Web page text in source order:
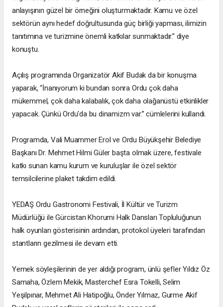
anlayışının güzel bir örneğini oluşturmaktadır. Kamu ve özel
sektörün aynı hedef doğrultusunda güç birliği yapması, ilimizin
tanıtımına ve turizmine önemli katkılar sunmaktadır.” diye
konuştu.
Açılış programında Organizatör Akif Budak da bir konuşma
yaparak, “İnanıyorum ki bundan sonra Ordu çok daha
mükemmel, çok daha kalabalık, çok daha olağanüstü etkinlikler
yapacak. Çünkü Ordu'da bu dinamizm var.” cümlelerini kullandı.
Programda, Vali Muammer Erol ve Ordu Büyükşehir Belediye
Başkanı Dr. Mehmet Hilmi Güler başta olmak üzere, festivale
katkı sunan kamu kurum ve kuruluşlar ile özel sektör
temsilcilerine plaket takdim edildi.
YEDAŞ Ordu Gastronomi Festivali, İl Kültür ve Turizm
Müdürlüğü ile Gürcistan Khorumi Halk Dansları Topluluğunun
halk oyunları gösterisinin ardından, protokol üyeleri tarafından
stantların gezilmesi ile devam etti.
Yemek söyleşilerinin de yer aldığı program, ünlü şefler Yıldız Öz
Samaha, Özlem Mekik, Masterchef Esra Tokelli, Selim
Yeşilpınar, Mehmet Ali Hatipoğlu, Önder Yılmaz, Gurme Akif